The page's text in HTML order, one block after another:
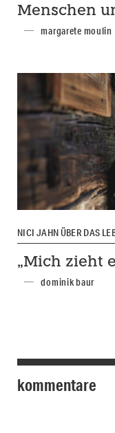
Menschen
margarete moulin
NICI JAHN ÜBER DAS
„Mich zieht
dominik baur
kommentare